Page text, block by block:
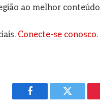
ao melhor conteúdo
Conecte-se conosco.
Facebook Twitter